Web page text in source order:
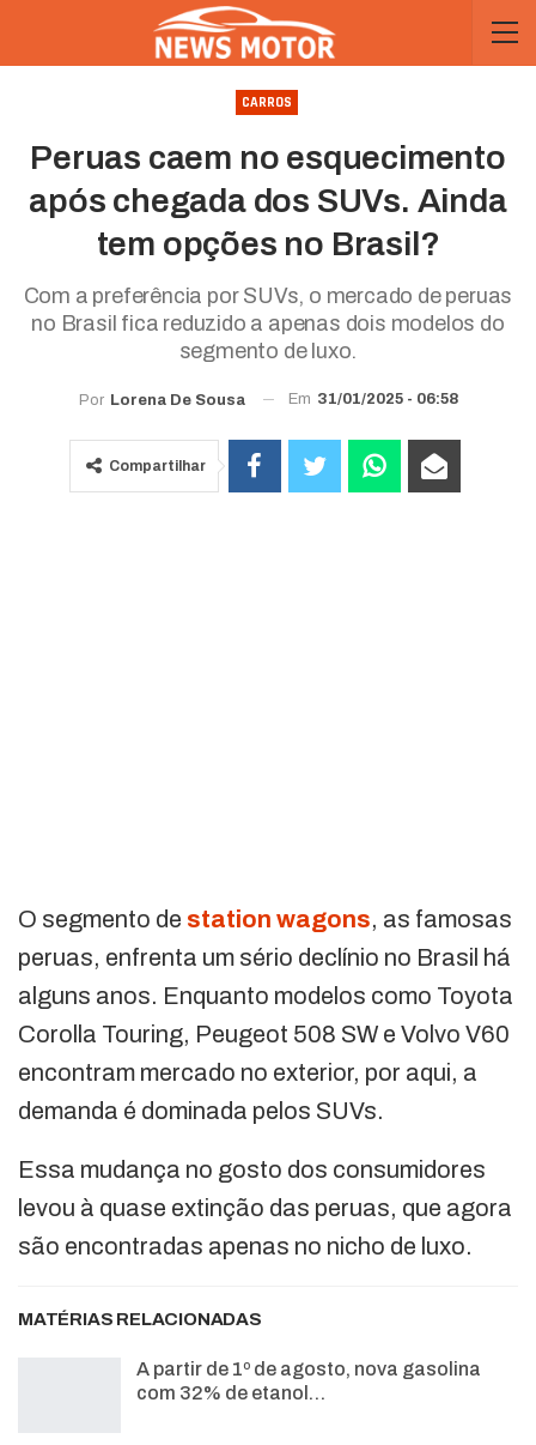
CARROS
Peruas caem no esquecimento
após chegada dos SUVs. Ainda
tem opções no Brasil?
Com a preferência por SUVs, o mercado de peruas
no Brasil fica reduzido a apenas dois modelos do
segmento de luxo.
Por Lorena De Sousa Em 31/01/2025 - 06:58
Compartilhar
O segmento de station wagons, as famosas
peruas, enfrenta um sério declínio no Brasil há
alguns anos. Enquanto modelos como Toyota
Corolla Touring, Peugeot 508 SW e Volvo V60
encontram mercado no exterior, por aqui, a
demanda é dominada pelos SUVs.
Essa mudança no gosto dos consumidores
levou à quase extinção das peruas, que agora
são encontradas apenas no nicho de luxo.
MATÉRIAS RELACIONADAS
A partir de 1º de agosto, nova gasolina
com 32% de etanol…